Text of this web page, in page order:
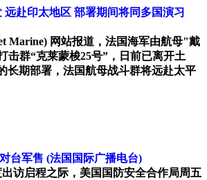
赴印太地区 部署期间将同多国演习
Marine) 网站报道，法国海军由航母"戴
击群“克莱蒙梭25号”，日前已离开土
长期部署，法国航母战斗群将远赴太平
台军售 (法国国际广播电台)
访启程之际，美国国防安全合作局周五